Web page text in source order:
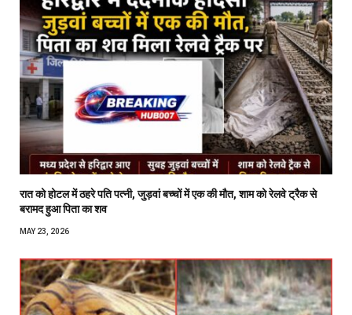
रात को होटल में ठहरे पति पत्नी, जुड़वां बच्चों में एक की मौत, शाम को रेलवे ट्रैक से
बरामद हुआ पिता का शव
MAY 23, 2026